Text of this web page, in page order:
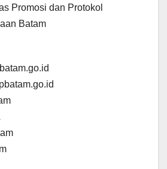
Promosi dan Protokol
Batam